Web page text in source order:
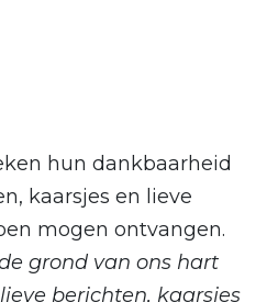
hun dankbaarheid
kaarsjes en lieve
mogen ontvangen.
grond van ons hart
berichten, kaarsjes